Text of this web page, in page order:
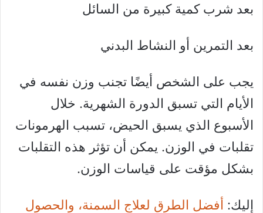
بعد شرب كمية كبيرة من السائل
بعد التمرين أو النشاط البدني
يجب على الشخص أيضًا تجنب وزن نفسه في
الأيام التي تسبق الدورة الشهرية. خلال
الأسبوع الذي يسبق الحيض، تسبب الهرمونات
تقلبات في الوزن. يمكن أن تؤثر هذه التقلبات
بشكل مؤقت على قياسات الوزن.
إليك: أفضل الطرق لعلاج السمنة، والحصول